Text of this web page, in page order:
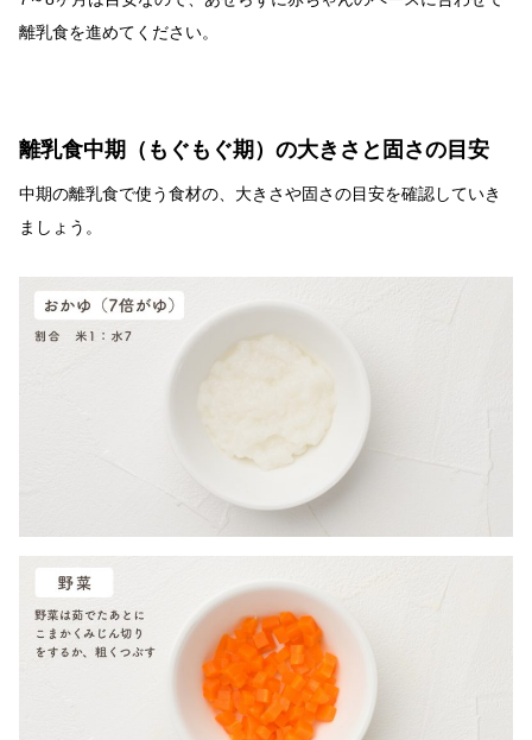
離乳食を進めてください。
離乳食中期（もぐもぐ期）の大きさと固さの目安
中期の離乳食で使う食材の、大きさや固さの目安を確認していき
ましょう。